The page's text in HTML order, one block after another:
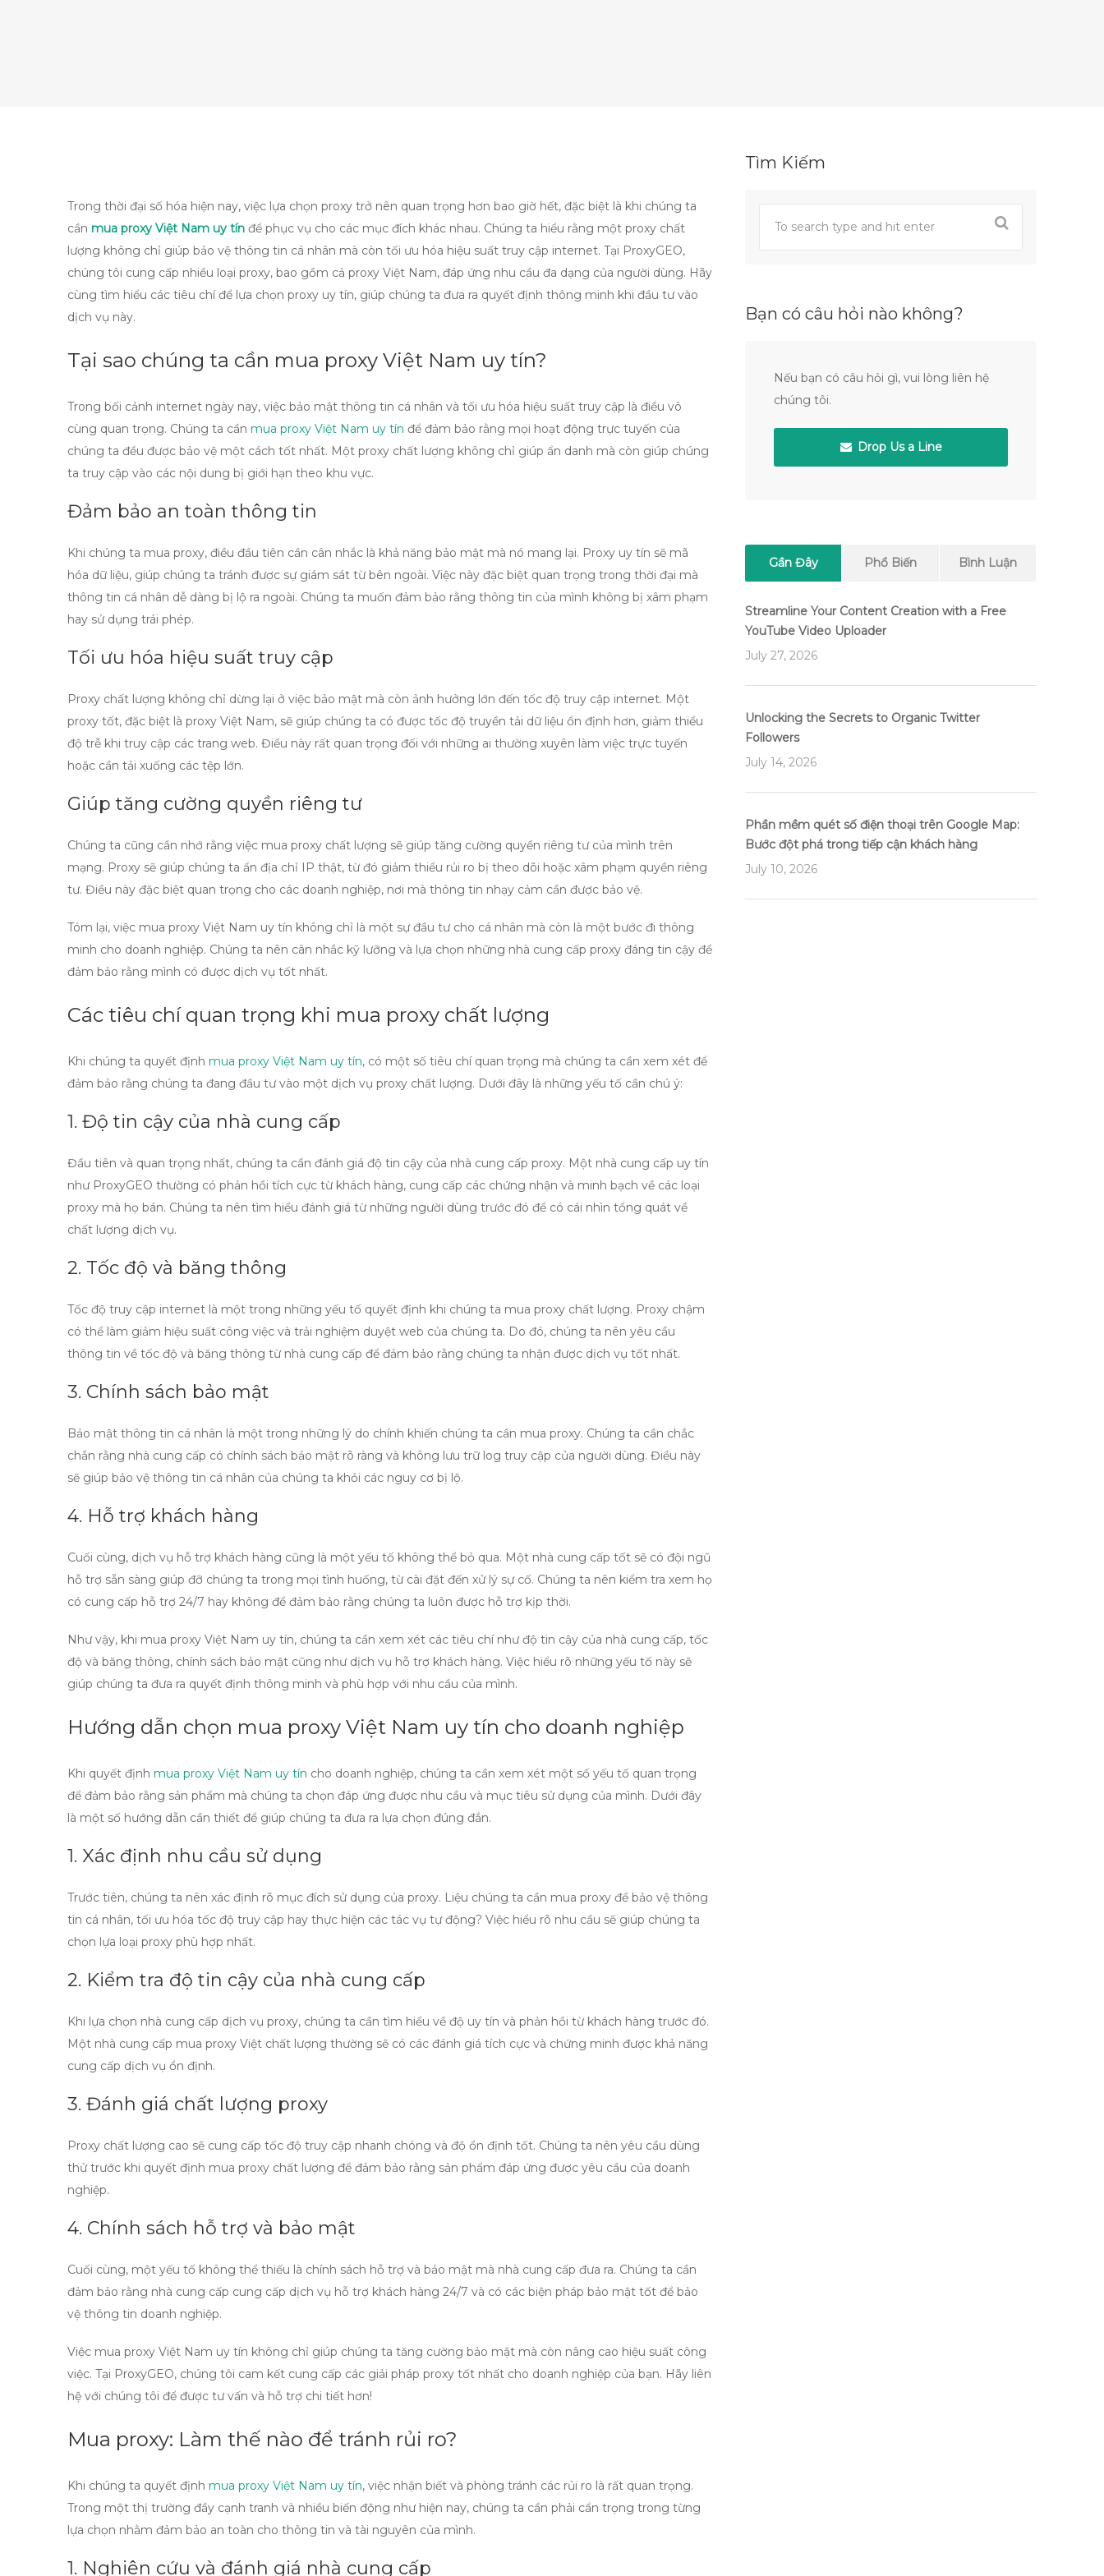
Trong thời đại số hóa hiện nay, việc lựa chọn proxy trở nên quan trọng hơn bao giờ hết, đặc biệt là khi chúng ta
cần mua proxy Việt Nam uy tín để phục vụ cho các mục đích khác nhau. Chúng ta hiểu rằng một proxy chất
lượng không chỉ giúp bảo vệ thông tin cá nhân mà còn tối ưu hóa hiệu suất truy cập internet. Tại ProxyGEO,
chúng tôi cung cấp nhiều loại proxy, bao gồm cả proxy Việt Nam, đáp ứng nhu cầu đa dạng của người dùng. Hãy
cùng tìm hiểu các tiêu chí để lựa chọn proxy uy tín, giúp chúng ta đưa ra quyết định thông minh khi đầu tư vào
dịch vụ này.
Tại sao chúng ta cần mua proxy Việt Nam uy tín?
Trong bối cảnh internet ngày nay, việc bảo mật thông tin cá nhân và tối ưu hóa hiệu suất truy cập là điều vô
cùng quan trọng. Chúng ta cần mua proxy Việt Nam uy tín để đảm bảo rằng mọi hoạt động trực tuyến của
chúng ta đều được bảo vệ một cách tốt nhất. Một proxy chất lượng không chỉ giúp ẩn danh mà còn giúp chúng
ta truy cập vào các nội dung bị giới hạn theo khu vực.
Đảm bảo an toàn thông tin
Khi chúng ta mua proxy, điều đầu tiên cần cân nhắc là khả năng bảo mật mà nó mang lại. Proxy uy tín sẽ mã
hóa dữ liệu, giúp chúng ta tránh được sự giám sát từ bên ngoài. Việc này đặc biệt quan trọng trong thời đại mà
thông tin cá nhân dễ dàng bị lộ ra ngoài. Chúng ta muốn đảm bảo rằng thông tin của mình không bị xâm phạm
hay sử dụng trái phép.
Tối ưu hóa hiệu suất truy cập
Proxy chất lượng không chỉ dừng lại ở việc bảo mật mà còn ảnh hưởng lớn đến tốc độ truy cập internet. Một
proxy tốt, đặc biệt là proxy Việt Nam, sẽ giúp chúng ta có được tốc độ truyền tải dữ liệu ổn định hơn, giảm thiểu
độ trễ khi truy cập các trang web. Điều này rất quan trọng đối với những ai thường xuyên làm việc trực tuyến
hoặc cần tải xuống các tệp lớn.
Giúp tăng cường quyền riêng tư
Chúng ta cũng cần nhớ rằng việc mua proxy chất lượng sẽ giúp tăng cường quyền riêng tư của mình trên
mạng. Proxy sẽ giúp chúng ta ẩn địa chỉ IP thật, từ đó giảm thiểu rủi ro bị theo dõi hoặc xâm phạm quyền riêng
tư. Điều này đặc biệt quan trọng cho các doanh nghiệp, nơi mà thông tin nhạy cảm cần được bảo vệ.
Tóm lại, việc mua proxy Việt Nam uy tín không chỉ là một sự đầu tư cho cá nhân mà còn là một bước đi thông
minh cho doanh nghiệp. Chúng ta nên cân nhắc kỹ lưỡng và lựa chọn những nhà cung cấp proxy đáng tin cậy để
đảm bảo rằng mình có được dịch vụ tốt nhất.
Các tiêu chí quan trọng khi mua proxy chất lượng
Khi chúng ta quyết định mua proxy Việt Nam uy tín, có một số tiêu chí quan trọng mà chúng ta cần xem xét để
đảm bảo rằng chúng ta đang đầu tư vào một dịch vụ proxy chất lượng. Dưới đây là những yếu tố cần chú ý:
1. Độ tin cậy của nhà cung cấp
Đầu tiên và quan trọng nhất, chúng ta cần đánh giá độ tin cậy của nhà cung cấp proxy. Một nhà cung cấp uy tín
như ProxyGEO thường có phản hồi tích cực từ khách hàng, cung cấp các chứng nhận và minh bạch về các loại
proxy mà họ bán. Chúng ta nên tìm hiểu đánh giá từ những người dùng trước đó để có cái nhìn tổng quát về
chất lượng dịch vụ.
2. Tốc độ và băng thông
Tốc độ truy cập internet là một trong những yếu tố quyết định khi chúng ta mua proxy chất lượng. Proxy chậm
có thể làm giảm hiệu suất công việc và trải nghiệm duyệt web của chúng ta. Do đó, chúng ta nên yêu cầu
thông tin về tốc độ và băng thông từ nhà cung cấp để đảm bảo rằng chúng ta nhận được dịch vụ tốt nhất.
3. Chính sách bảo mật
Bảo mật thông tin cá nhân là một trong những lý do chính khiến chúng ta cần mua proxy. Chúng ta cần chắc
chắn rằng nhà cung cấp có chính sách bảo mật rõ ràng và không lưu trữ log truy cập của người dùng. Điều này
sẽ giúp bảo vệ thông tin cá nhân của chúng ta khỏi các nguy cơ bị lộ.
4. Hỗ trợ khách hàng
Cuối cùng, dịch vụ hỗ trợ khách hàng cũng là một yếu tố không thể bỏ qua. Một nhà cung cấp tốt sẽ có đội ngũ
hỗ trợ sẵn sàng giúp đỡ chúng ta trong mọi tình huống, từ cài đặt đến xử lý sự cố. Chúng ta nên kiểm tra xem họ
có cung cấp hỗ trợ 24/7 hay không để đảm bảo rằng chúng ta luôn được hỗ trợ kịp thời.
Như vậy, khi mua proxy Việt Nam uy tín, chúng ta cần xem xét các tiêu chí như độ tin cậy của nhà cung cấp, tốc
độ và băng thông, chính sách bảo mật cũng như dịch vụ hỗ trợ khách hàng. Việc hiểu rõ những yếu tố này sẽ
giúp chúng ta đưa ra quyết định thông minh và phù hợp với nhu cầu của mình.
Hướng dẫn chọn mua proxy Việt Nam uy tín cho doanh nghiệp
Khi quyết định mua proxy Việt Nam uy tín cho doanh nghiệp, chúng ta cần xem xét một số yếu tố quan trọng
để đảm bảo rằng sản phẩm mà chúng ta chọn đáp ứng được nhu cầu và mục tiêu sử dụng của mình. Dưới đây
là một số hướng dẫn cần thiết để giúp chúng ta đưa ra lựa chọn đúng đắn.
1. Xác định nhu cầu sử dụng
Trước tiên, chúng ta nên xác định rõ mục đích sử dụng của proxy. Liệu chúng ta cần mua proxy để bảo vệ thông
tin cá nhân, tối ưu hóa tốc độ truy cập hay thực hiện các tác vụ tự động? Việc hiểu rõ nhu cầu sẽ giúp chúng ta
chọn lựa loại proxy phù hợp nhất.
2. Kiểm tra độ tin cậy của nhà cung cấp
Khi lựa chọn nhà cung cấp dịch vụ proxy, chúng ta cần tìm hiểu về độ uy tín và phản hồi từ khách hàng trước đó.
Một nhà cung cấp mua proxy Việt chất lượng thường sẽ có các đánh giá tích cực và chứng minh được khả năng
cung cấp dịch vụ ổn định.
3. Đánh giá chất lượng proxy
Proxy chất lượng cao sẽ cung cấp tốc độ truy cập nhanh chóng và độ ổn định tốt. Chúng ta nên yêu cầu dùng
thử trước khi quyết định mua proxy chất lượng để đảm bảo rằng sản phẩm đáp ứng được yêu cầu của doanh
nghiệp.
4. Chính sách hỗ trợ và bảo mật
Cuối cùng, một yếu tố không thể thiếu là chính sách hỗ trợ và bảo mật mà nhà cung cấp đưa ra. Chúng ta cần
đảm bảo rằng nhà cung cấp cung cấp dịch vụ hỗ trợ khách hàng 24/7 và có các biện pháp bảo mật tốt để bảo
vệ thông tin doanh nghiệp.
Việc mua proxy Việt Nam uy tín không chỉ giúp chúng ta tăng cường bảo mật mà còn nâng cao hiệu suất công
việc. Tại ProxyGEO, chúng tôi cam kết cung cấp các giải pháp proxy tốt nhất cho doanh nghiệp của bạn. Hãy liên
hệ với chúng tôi để được tư vấn và hỗ trợ chi tiết hơn!
Mua proxy: Làm thế nào để tránh rủi ro?
Khi chúng ta quyết định mua proxy Việt Nam uy tín, việc nhận biết và phòng tránh các rủi ro là rất quan trọng.
Trong một thị trường đầy cạnh tranh và nhiều biến động như hiện nay, chúng ta cần phải cẩn trọng trong từng
lựa chọn nhằm đảm bảo an toàn cho thông tin và tài nguyên của mình.
1. Nghiên cứu và đánh giá nhà cung cấp
Tìm Kiếm
Bạn có câu hỏi nào không?
Nếu bạn có câu hỏi gì, vui lòng liên hệ
chúng tôi.
Drop Us a Line
Gần Đây Phổ Biến Bình Luận
Streamline Your Content Creation with a Free
YouTube Video Uploader
July 27, 2026
Unlocking the Secrets to Organic Twitter
Followers
July 14, 2026
Phần mềm quét số điện thoại trên Google Map:
Bước đột phá trong tiếp cận khách hàng
July 10, 2026